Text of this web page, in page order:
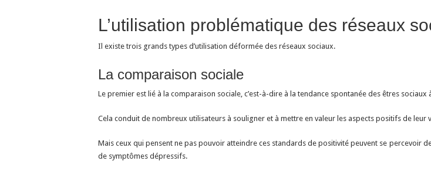
L’utilisation problématique des réseaux
Il existe trois grands types d’utilisation déformée des réseaux sociaux.
La comparaison sociale
Le premier est lié à la comparaison sociale, c’est-à-dire à la tendance spontanée des êtres
Cela conduit de nombreux utilisateurs à souligner et à mettre en valeur les aspects positifs de leur
Mais ceux qui pensent ne pas pouvoir atteindre ces standards de positivité peuvent se percevoir
de symptômes dépressifs.